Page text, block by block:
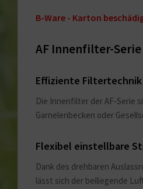
B-Ware - Karton
AF Innenfilter-
Effiziente Filtertechnik
Die Innenfilter der AF-Serie
Garnelenbecken oder
Flexibel einstellbare
Dank des drehbaren
lässt sich der beiliegende